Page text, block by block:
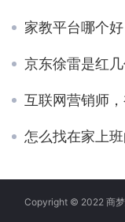
家教平台哪个
京东徐雷是红
互联网营销师
怎么找在家上班的
Copyright © 2022 商